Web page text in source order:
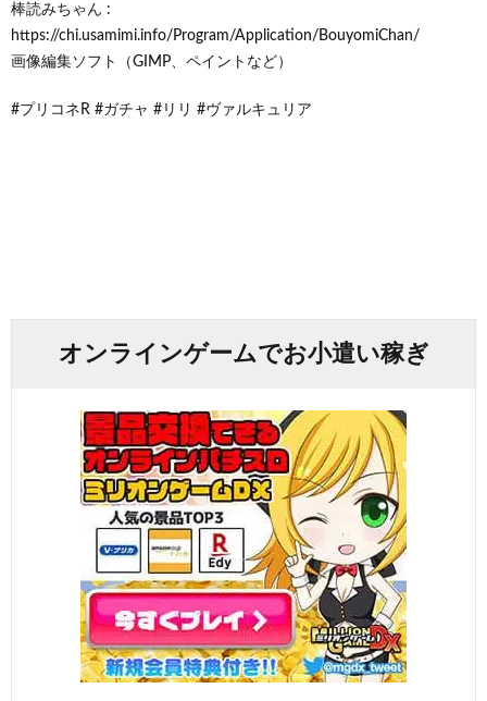
棒読みちゃん :
https://chi.usamimi.info/Program/Application/BouyomiChan/
画像編集ソフト（GIMP、ペイントなど）
#プリコネR #ガチャ #リリ #ヴァルキュリア
オンラインゲームでお小遣い稼ぎ